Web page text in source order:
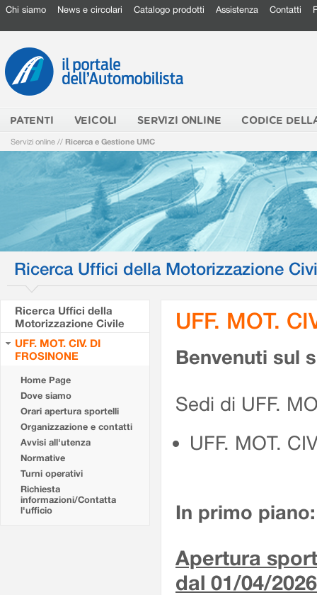
Chi siamo News e circolari Catalogo prodotti Assistenza Contatti
PATENTI VEICOLI SERVIZI ONLINE CODICE
Servizi online // Ricerca e Gestione UMC
Ricerca Uffici della Motorizzazione
Ricerca Uffici della
Motorizzazione Civile
UFF. MOT. CIV. DI
FROSINONE
Home Page
Dove siamo
Orari apertura sportelli
Organizzazione e contatti
Avvisi all'utenza
Normative
Turni operativi
Richiesta
informazioni/Contatta
l'ufficio
UFF. MOT.
Benvenuti sul
Sedi di UFF.
UFF. MOT.
In primo piano:
Apertura
dal 01/04/2026